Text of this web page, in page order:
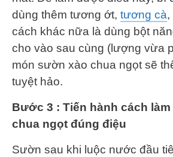
dùng thêm tương ớt, tương cà,
cách khác nữa là dùng bột
cho vào sau cùng (lượng vừa
món sườn xào chua ngọt sẽ
tuyệt hảo.
Bước 3 : Tiến hành cách
chua ngọt đúng điệu
Sườn sau khi luộc nước đầu